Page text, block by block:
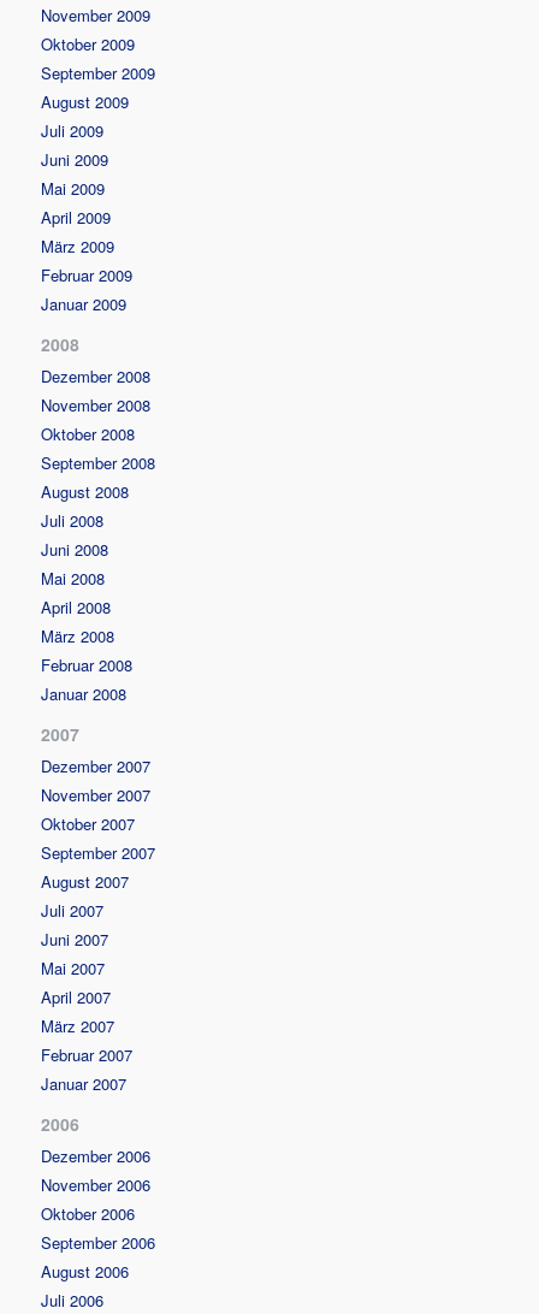
November 2009
Oktober 2009
September 2009
August 2009
Juli 2009
Juni 2009
Mai 2009
April 2009
März 2009
Februar 2009
Januar 2009
2008
Dezember 2008
November 2008
Oktober 2008
September 2008
August 2008
Juli 2008
Juni 2008
Mai 2008
April 2008
März 2008
Februar 2008
Januar 2008
2007
Dezember 2007
November 2007
Oktober 2007
September 2007
August 2007
Juli 2007
Juni 2007
Mai 2007
April 2007
März 2007
Februar 2007
Januar 2007
2006
Dezember 2006
November 2006
Oktober 2006
September 2006
August 2006
Juli 2006